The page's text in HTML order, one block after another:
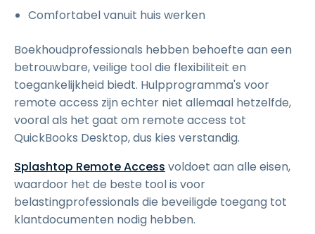
Comfortabel vanuit huis werken
Boekhoudprofessionals hebben behoefte aan een
betrouwbare, veilige tool die flexibiliteit en
toegankelijkheid biedt. Hulpprogramma's voor
remote access zijn echter niet allemaal hetzelfde,
vooral als het gaat om remote access tot
QuickBooks Desktop, dus kies verstandig.
Splashtop Remote Access voldoet aan alle eisen,
waardoor het de beste tool is voor
belastingprofessionals die beveiligde toegang tot
klantdocumenten nodig hebben.